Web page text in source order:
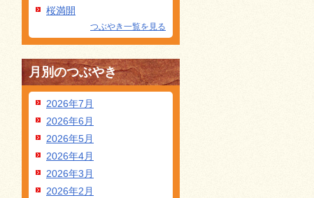
桜満開
つぶやき一覧を見る
月別のつぶやき
2026年7月
2026年6月
2026年5月
2026年4月
2026年3月
2026年2月